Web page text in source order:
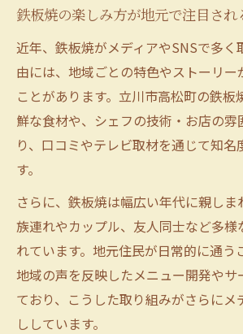
鉄板焼の楽しみ方が地元で注目され
近年、鉄板焼がメディアやSNSで多く
由には、地域ごとの特色やストーリー
ことがあります。立川市高松町の鉄板
鮮な食材や、シェフの技術・お店の雰
り、口コミやテレビ取材を通じて知名
す。
さらに、鉄板焼は幅広い年代に親しま
族連れやカップル、友人同士など多様
れています。地元住民が日常的に通う
地域の声を反映したメニュー開発やサ
ており、こうした取り組みがさらにメ
ししています。